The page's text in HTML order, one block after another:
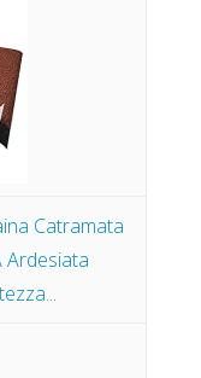
Catramata
Ardesiata